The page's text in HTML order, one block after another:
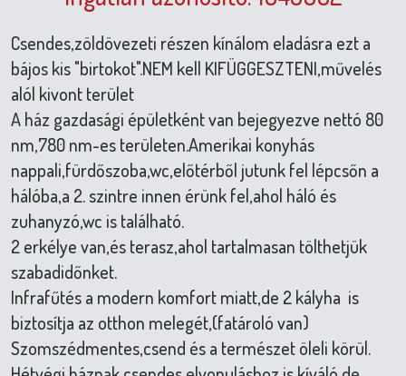
Csendes,zöldövezeti részen kínálom eladásra ezt a
bájos kis "birtokot".NEM kell KIFÜGGESZTENI,művelés
alól kivont terület
A ház gazdasági épületként van bejegyezve nettó 80
nm,780 nm-es területen.Amerikai konyhás
nappali,fürdőszoba,wc,előtérből jutunk fel lépcsőn a
hálóba,a 2. szintre innen érünk fel,ahol háló és
zuhanyzó,wc is található.
2 erkélye van,és terasz,ahol tartalmasan tölthetjük
szabadidőnket.
Infrafűtés a modern komfort miatt,de 2 kályha is
biztosítja az otthon melegét,(fatároló van)
Szomszédmentes,csend és a természet öleli körül.